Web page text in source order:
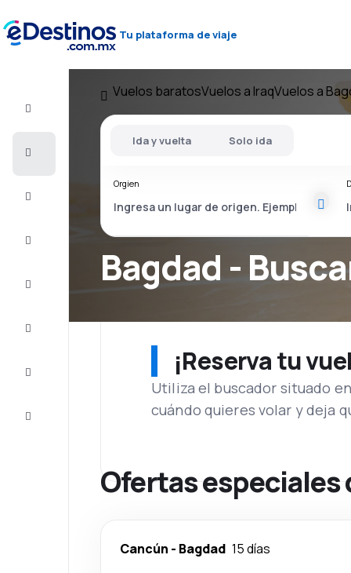
Tu plataforma de viaje
Completa
Vuelos baratosVuelos a IraqVuelos a
Bagdad -
Ida y vuelta Solo ida
Orgien
¡Reserva tu
Utiliza el buscador situado
cuándo quieres volar y deja
Ofertas especiales
Cancún - Bagdad 15 días